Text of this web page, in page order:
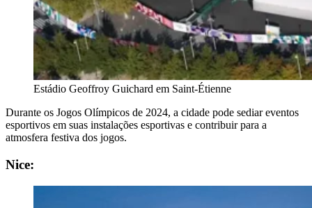
Estádio Geoffroy Guichard em Saint-Étienne
Durante os Jogos Olímpicos de 2024, a cidade pode sediar eventos
esportivos em suas instalações esportivas e contribuir para a
atmosfera festiva dos jogos.
Nice: